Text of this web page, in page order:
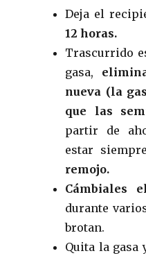
Deja el
12 horas.
Trascurrido
gasa,
nueva (la
que las
partir de
estar
remojo.
Cámbiales
durante
brotan.
Quita la gasa